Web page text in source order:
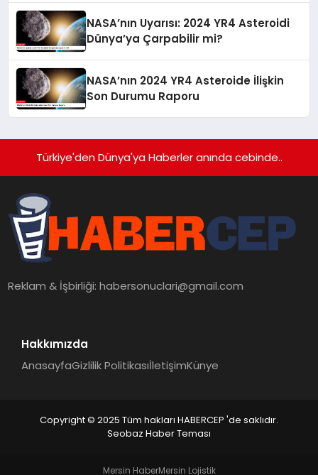
NASA’nın Uyarısı: 2024 YR4 Asteroidi
Dünya’ya Çarpabilir mi?
NASA’nın 2024 YR4 Asteroide İlişkin
Son Durumu Raporu
Türkiye'den Dünya'ya Haberler anında cebinde..
Reklam & İşbirliği:habersonuclari@gmail.com
Hakkımızda
AnasayfaGizlilik PolitikasıİletişimKünye
Copyright © 2025 Tüm hakları HABERCEP 'de saklıdır.
Seobaz Haber Teması
Mersin HaberMersin Lojistik